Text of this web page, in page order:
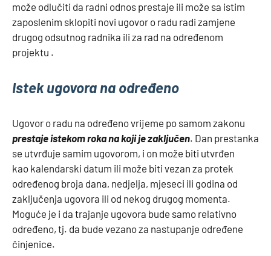
može odlučiti da radni odnos prestaje ili može sa istim
zaposlenim sklopiti novi ugovor o radu radi zamjene
drugog odsutnog radnika ili za rad na određenom
projektu .
Istek ugovora na određeno
Ugovor o radu na određeno vrijeme po samom zakonu
prestaje istekom roka na koji je zaključen. Dan prestanka
se utvrđuje samim ugovorom, i on može biti utvrđen
kao kalendarski datum ili može biti vezan za protek
određenog broja dana, nedjelja, mjeseci ili godina od
zaključenja ugovora ili od nekog drugog momenta.
Moguće je i da trajanje ugovora bude samo relativno
određeno, tj. da bude vezano za nastupanje određene
činjenice.